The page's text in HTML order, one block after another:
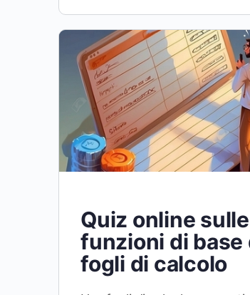
Quiz online sulle
funzioni di base
fogli di calcolo